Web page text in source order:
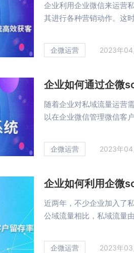
企业利用企业微信来运营
其进行各种营销动作。这
企微运营 2023年
企业如何通过企微
随着企业对私域流量运营
以在企业微信管理微信客
企微运营 2023年
企业如何利用企微
近两年，不少企业加入了
公域流量相比，私域流量
企微运营 2023年